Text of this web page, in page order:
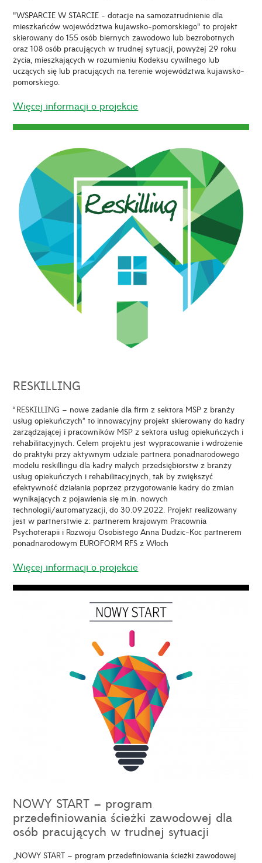
"WSPARCIE W STARCIE - dotacje na samozatrudnienie dla
mieszkańców województwa kujawsko-pomorskiego" to projekt
skierowany do 155 osób biernych zawodowo lub bezrobotnych
oraz 108 osób pracujących w trudnej sytuacji, powyżej 29 roku
życia, mieszkających w rozumieniu Kodeksu cywilnego lub
uczących się lub pracujących na terenie województwa kujawsko-
pomorskiego.
Więcej informacji o projekcie
RESKILLING
“RESKILLING – nowe zadanie dla firm z sektora MSP z branży
usług opiekuńczych” to innowacyjny projekt skierowany do kadry
zarządzającej i pracowników MSP z sektora usług opiekuńczych i
rehabilitacyjnych. Celem projektu jest wypracowanie i wdrożenie
do praktyki przy aktywnym udziale partnera ponadnarodowego
modelu reskillingu dla kadry małych przedsiębiorstw z branży
usług opiekuńczych i rehabilitacyjnych, tak by zwiększyć
efektywność działania poprzez przygotowanie kadry do zmian
wynikających z pojawienia się m.in. nowych
technologii/automatyzacji, do 30.09.2022. Projekt realizowany
jest w partnerstwie z: partnerem krajowym Pracownia
Psychoterapii i Rozwoju Osobistego Anna Dudzic-Koc partnerem
ponadnarodowym EUROFORM RFS z Włoch
Więcej informacji o projekcie
NOWY START – program
przedefiniowania ścieżki zawodowej dla
osób pracujących w trudnej sytuacji
„NOWY START – program przedefiniowania ścieżki zawodowej